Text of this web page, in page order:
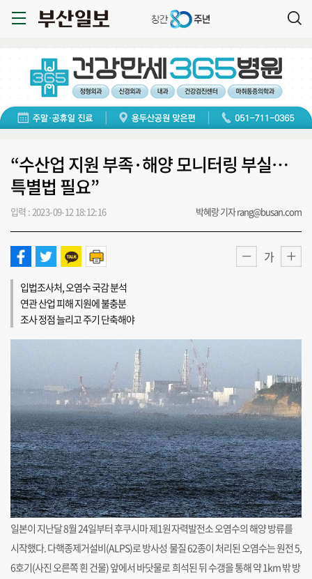
“수산업 지원 부족·해양 모니터링 부실…
특별법 필요”
입력 : 2023-09-12 18:12:16 박혜랑 기자 rang@busan.com
가
입법조사처, 오염수 국감 분석
연관 산업 피해 지원에 불충분
조사 정점 늘리고 주기 단축해야
일본이 지난달 8월 24일부터 후쿠시마 제1원자력발전소 오염수의 해양 방류를
시작했다. 다핵종제거설비(ALPS)로 방사성 물질 62종이 처리된 오염수는 원전 5,
6호기(사진 오른쪽 흰 건물) 앞에서 바닷물로 희석된 뒤 수갱을 통해 약 1km 밖 방